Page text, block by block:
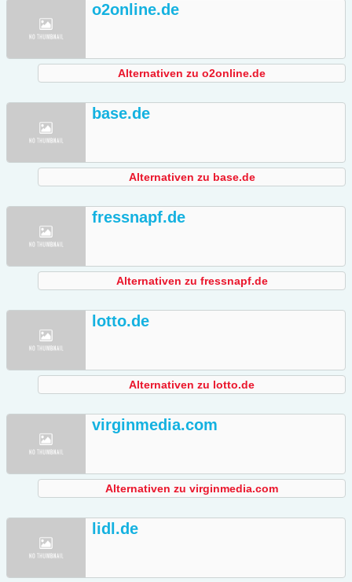
o2online.de
Alternativen zu o2online.de
base.de
Alternativen zu base.de
fressnapf.de
Alternativen zu fressnapf.de
lotto.de
Alternativen zu lotto.de
virginmedia.com
Alternativen zu virginmedia.com
lidl.de